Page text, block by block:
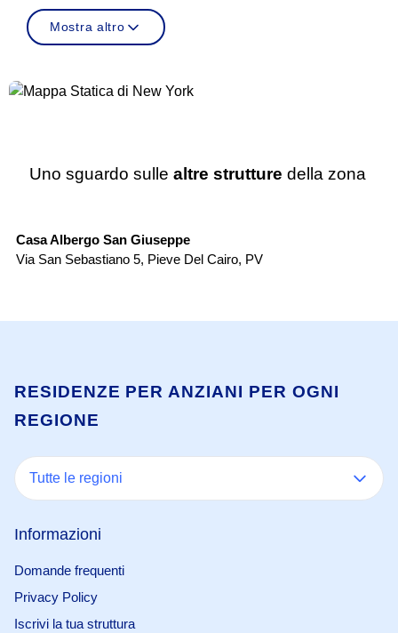
Mostra altro
Uno sguardo sulle altre strutture della zona
Casa Albergo San Giuseppe
Via San Sebastiano 5, Pieve Del Cairo, PV
RESIDENZE PER ANZIANI PER OGNI
REGIONE
Tutte le regioni
Informazioni
Domande frequenti
Privacy Policy
Iscrivi la tua struttura